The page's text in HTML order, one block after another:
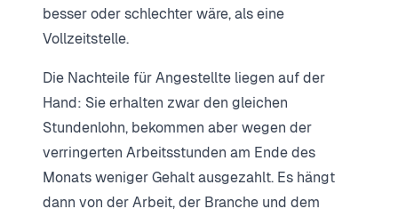
besser oder schlechter wäre, als eine
Vollzeitstelle.
Die Nachteile für Angestellte liegen auf der
Hand: Sie erhalten zwar den gleichen
Stundenlohn, bekommen aber wegen der
verringerten Arbeitsstunden am Ende des
Monats weniger Gehalt ausgezahlt. Es hängt
dann von der Arbeit, der Branche und dem